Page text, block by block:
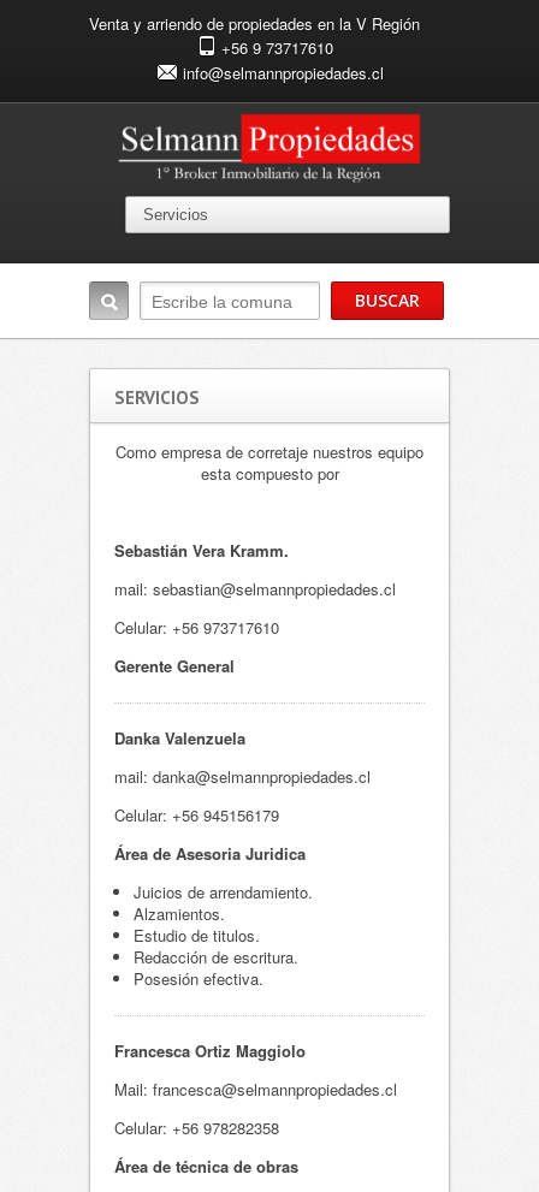
Venta y arriendo de propiedades en la V Región
+56 9 73717610
info@selmannpropiedades.cl
SERVICIOS
Como empresa de corretaje nuestros equipo
esta compuesto por
Sebastián Vera Kramm.
mail: sebastian@selmannpropiedades.cl
Celular: +56 973717610
Gerente General
Danka Valenzuela
mail: danka@selmannpropiedades.cl
Celular: +56 945156179
Área de Asesoria Juridica
Juicios de arrendamiento.
Alzamientos.
Estudio de titulos.
Redacción de escritura.
Posesión efectiva.
Francesca Ortiz Maggiolo
Mail: francesca@selmannpropiedades.cl
Celular: +56 978282358
Área de técnica de obras